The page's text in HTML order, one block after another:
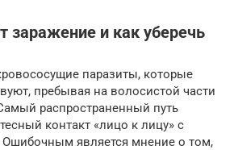
заражение и как уберечь
паразиты, которые
пребывая на волосистой части
распространенный путь
контакт «лицо к лицу» с
является мнение о том,